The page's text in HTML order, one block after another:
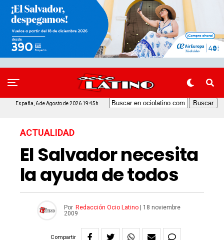
España, 6 de Agosto de 2026 19:45h
ACTUALIDAD
El Salvador necesita
la ayuda de todos
Por Redacción Ocio Latino
18 noviembre
2009
Compartir